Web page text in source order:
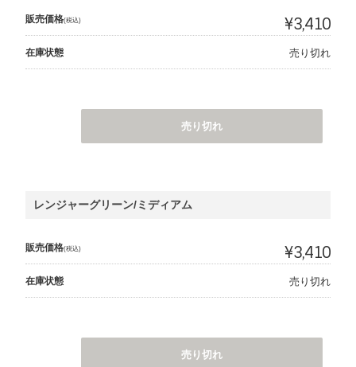
販売価格(税込) ¥3,410
在庫状態 売り切れ
売り切れ
レンジャーグリーン/ミディアム
販売価格(税込) ¥3,410
在庫状態 売り切れ
売り切れ